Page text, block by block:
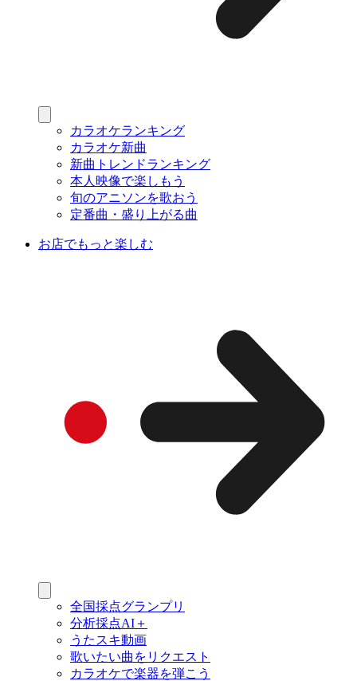
カラオケランキング
カラオケ新曲
新曲トレンドランキング
本人映像で楽しもう
旬のアニソンを歌おう
定番曲・盛り上がる曲
お店でもっと楽しむ
全国採点グランプリ
分析採点AI＋
うたスキ動画
歌いたい曲をリクエスト
カラオケで楽器を弾こう